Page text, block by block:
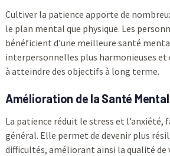
Cultiver la patience apporte de
le plan mental que physique. Les
bénéficient d’une meilleure santé
interpersonnelles plus harmonieuses et
à atteindre des objectifs à long terme.
Amélioration de la Santé
La patience réduit le stress et l’anxiété,
général. Elle permet de devenir plus
difficultés, améliorant ainsi la qualité de